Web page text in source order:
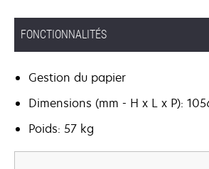
FONCTIONNALITÉS
Gestion du papier
Dimensions (mm - H x L x P):
Poids: 57 kg